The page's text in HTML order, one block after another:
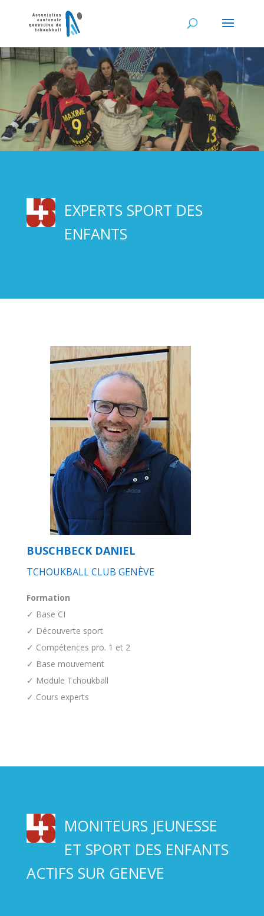
EXPERTS SPORT DES
ENFANTS
BUSCHBECK DANIEL
TCHOUKBALL CLUB GENÈVE
Formation
✓ Base CI
✓ Découverte sport
✓ Compétences pro. 1 et 2
✓ Base mouvement
✓ Module Tchoukball
✓ Cours experts
MONITEURS JEUNESSE
ET SPORT DES ENFANTS
ACTIFS SUR GENEVE